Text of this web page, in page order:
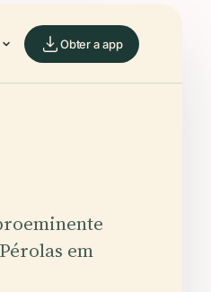
Obter a app
em